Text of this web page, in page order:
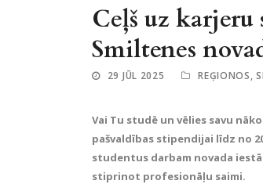
Ceļš uz karjeru
Smiltenes
29 JŪL 2025 REĢIONOS,
Vai Tu studē un vēlies savu
pašvaldības stipendijai līdz no
studentus darbam novada
stiprinot profesionāļu saimi.